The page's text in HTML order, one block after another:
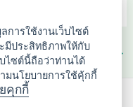
Next เรื่อง →
การใช้งานเว็บไซต์
มีประสิทธิภาพให้กับ
ไซต์นี้ถือว่าท่านได้
มนโยบายการใช้คุ้กกี้
คุกกี้